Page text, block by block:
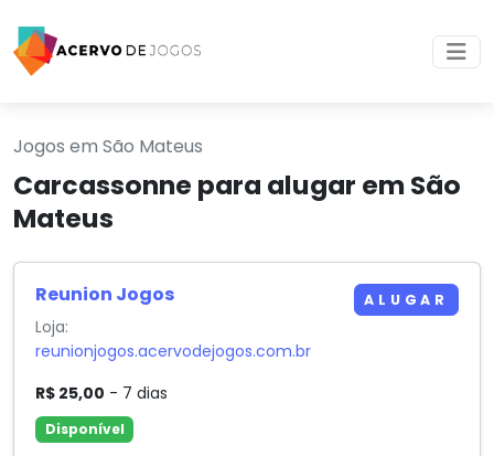
Jogos em São Mateus
Carcassonne para alugar em São
Mateus
Reunion Jogos
Loja:
reunionjogos.acervodejogos.com.br
R$ 25,00 - 7 dias
Disponível
ALUGAR